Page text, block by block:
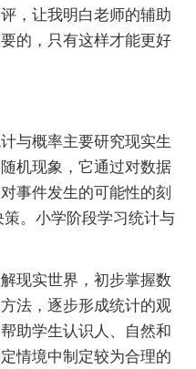
，让我明白老师的辅助
的，只有这样才能更好
概率主要研究现实生
机现象，它通过对数据
事件发生的可能性的刻
。小学阶段学习统计与
实世界，初步掌握数
法，逐步形成统计的观
助学生认识人、自然和
情境中制定较为合理的